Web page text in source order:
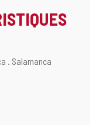
. Salamanca